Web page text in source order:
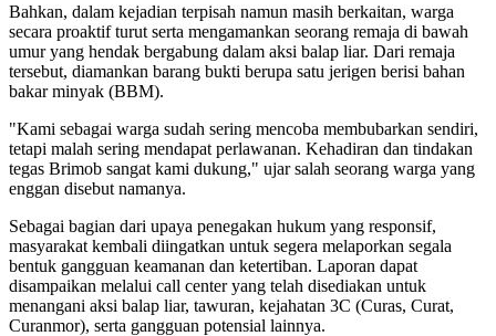
Bahkan, dalam kejadian terpisah namun masih berkaitan, warga
secara proaktif turut serta mengamankan seorang remaja di bawah
umur yang hendak bergabung dalam aksi balap liar. Dari remaja
tersebut, diamankan barang bukti berupa satu jerigen berisi bahan
bakar minyak (BBM).
"Kami sebagai warga sudah sering mencoba membubarkan sendiri,
tetapi malah sering mendapat perlawanan. Kehadiran dan tindakan
tegas Brimob sangat kami dukung," ujar salah seorang warga yang
enggan disebut namanya.
Sebagai bagian dari upaya penegakan hukum yang responsif,
masyarakat kembali diingatkan untuk segera melaporkan segala
bentuk gangguan keamanan dan ketertiban. Laporan dapat
disampaikan melalui call center yang telah disediakan untuk
menangani aksi balap liar, tawuran, kejahatan 3C (Curas, Curat,
Curanmor), serta gangguan potensial lainnya.